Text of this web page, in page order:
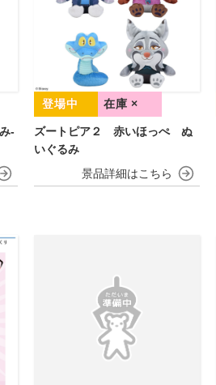
‐
ズートピア２ 赤いほっぺ ぬ
いぐるみ
在庫 ×